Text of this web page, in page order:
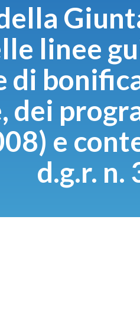
linee
di
e
d.g.r.